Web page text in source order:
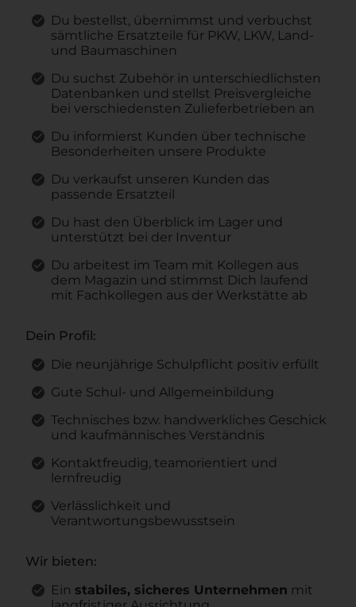
Du bestellst, übernimmst und verbuchst
sämtliche Ersatzteile für PKW, LKW, Land-
und Baumaschinen
Du suchst Zubehör in unterschiedlichsten
Datenbanken und stellst Preisvergleiche
bei verschiedensten Zulieferbetrieben an
Du informierst Kunden über technische
Besonderheiten unsere Produkte
Du verkaufst unseren Kunden das
passende Ersatzteil
Du hast den Überblick im Lager und
unterstützt bei der Inventur
Du arbeitest im Team mit Kollegen aus
dem Magazin und stimmst Dich laufend
mit Fachkollegen aus der Werkstätte ab
Dein Profil:
Die neunjährige Schulpflicht positiv erfüllt
Gute Schul- und Allgemeinbildung
Technisches bzw. handwerkliches Geschick
und kaufmännisches Verständnis
Kontaktfreudig, teamorientiert und
lernfreudig
Verlässlichkeit und
Verantwortungsbewusstsein
Wir bieten:
Ein stabiles, sicheres Unternehmen mit